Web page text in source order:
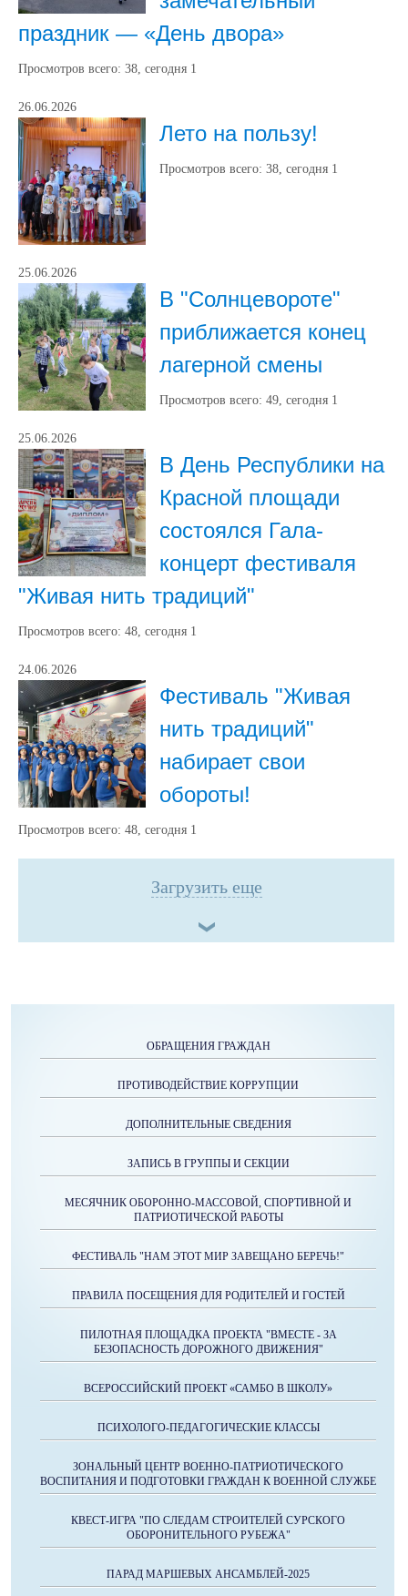
праздник — «День двора»
Просмотров всего: 38, сегодня 1
26.06.2026
Лето на пользу!
Просмотров всего: 38, сегодня 1
25.06.2026
В "Солнцевороте"
приближается конец
лагерной смены
Просмотров всего: 49, сегодня 1
25.06.2026
В День Республики на
Красной площади
состоялся Гала-
концерт фестиваля
"Живая нить традиций"
Просмотров всего: 48, сегодня 1
24.06.2026
Фестиваль "Живая
нить традиций"
набирает свои
обороты!
Просмотров всего: 48, сегодня 1
Загрузить еще
ОБРАЩЕНИЯ ГРАЖДАН
ПРОТИВОДЕЙСТВИЕ КОРРУПЦИИ
ДОПОЛНИТЕЛЬНЫЕ СВЕДЕНИЯ
ЗАПИСЬ В ГРУППЫ И СЕКЦИИ
МЕСЯЧНИК ОБОРОННО-МАССОВОЙ, СПОРТИВНОЙ И
ПАТРИОТИЧЕСКОЙ РАБОТЫ
ФЕСТИВАЛЬ "НАМ ЭТОТ МИР ЗАВЕЩАНО БЕРЕЧЬ!"
ПРАВИЛА ПОСЕЩЕНИЯ ДЛЯ РОДИТЕЛЕЙ И ГОСТЕЙ
ПИЛОТНАЯ ПЛОЩАДКА ПРОЕКТА "ВМЕСТЕ - ЗА
БЕЗОПАСНОСТЬ ДОРОЖНОГО ДВИЖЕНИЯ"
ВСЕРОССИЙСКИЙ ПРОЕКТ «САМБО В ШКОЛУ»
ПСИХОЛОГО-ПЕДАГОГИЧЕСКИЕ КЛАССЫ
ЗОНАЛЬНЫЙ ЦЕНТР ВОЕННО-ПАТРИОТИЧЕСКОГО
ВОСПИТАНИЯ И ПОДГОТОВКИ ГРАЖДАН К ВОЕННОЙ СЛУЖБЕ
КВЕСТ-ИГРА "ПО СЛЕДАМ СТРОИТЕЛЕЙ СУРСКОГО
ОБОРОНИТЕЛЬНОГО РУБЕЖА"
ПАРАД МАРШЕВЫХ АНСАМБЛЕЙ-2025